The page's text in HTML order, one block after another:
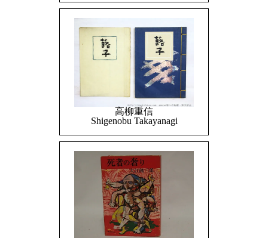
高柳重信
Shigenobu Takayanagi